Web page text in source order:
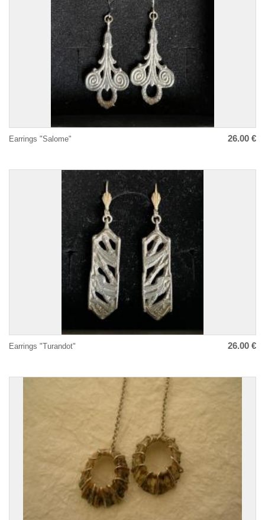
Earrings "Salome" 26.00 €
Earrings "Turandot" 26.00 €